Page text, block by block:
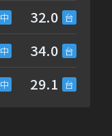
32.0
34.0
29.1